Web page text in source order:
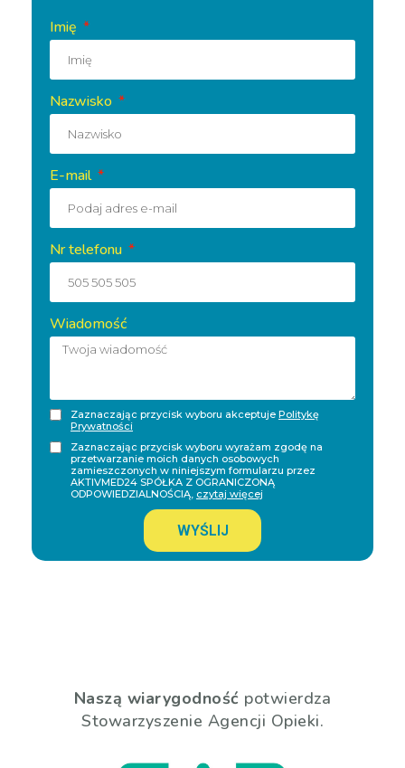
Imię
Nazwisko
E-mail
Nr telefonu
Wiadomość
Zaznaczając przycisk wyboru akceptuje Politykę
Prywatności
Zaznaczając przycisk wyboru wyrażam zgodę na
przetwarzanie moich danych osobowych
zamieszczonych w niniejszym formularzu przez
AKTIVMED24 SPÓŁKA Z OGRANICZONĄ
ODPOWIEDZIALNOŚCIĄ, czytaj więcej
WYŚLIJ
Naszą wiarygodność potwierdza
Stowarzyszenie Agencji Opieki.